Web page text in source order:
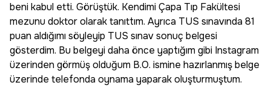
beni kabul etti. Görüştük. Kendimi Çapa Tıp Fakültesi
mezunu doktor olarak tanıttım. Ayrıca TUS sınavında 81
puan aldığımı söyleyip TUS sınav sonuç belgesi
gösterdim. Bu belgeyi daha önce yaptığım gibi Instagram
üzerinden görmüş olduğum B.O. ismine hazırlanmış belge
üzerinde telefonda oynama yaparak oluşturmuştum.